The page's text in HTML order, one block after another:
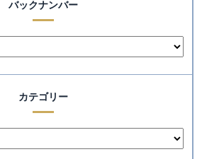
バックナンバー
カテゴリー